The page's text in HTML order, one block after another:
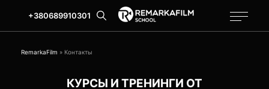
+380689910301
RemarkaFilm » Контакты
КУРСЫ И ТРЕНИНГИ ОТ